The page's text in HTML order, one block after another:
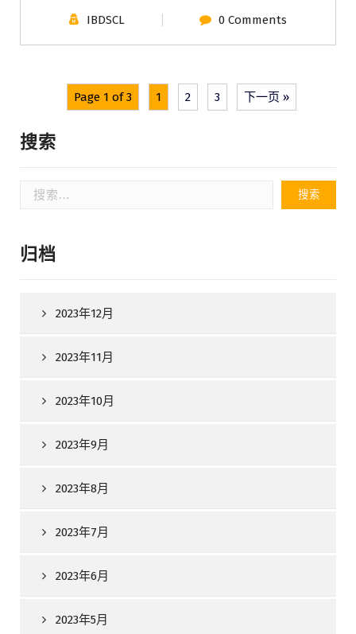
IBDSCL 0 Comments
Page 1 of 3 1 2 3 下一页 »
搜索
归档
2023年12月
2023年11月
2023年10月
2023年9月
2023年8月
2023年7月
2023年6月
2023年5月